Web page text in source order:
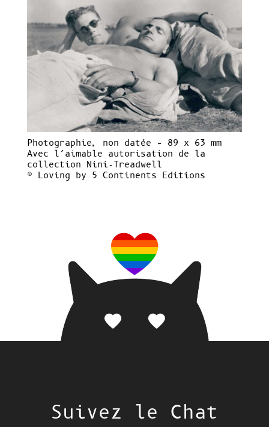
Photographie, non datée – 89 x 63 mm
Avec l’aimable autorisation de la
collection Nini-Treadwell
© Loving by 5 Continents Editions
Suivez le Chat